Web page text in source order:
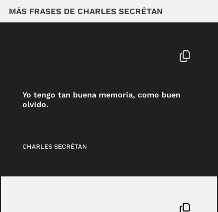
MÁS FRASES DE CHARLES SECRÉTAN
Yo tengo tan buena memoria, como buen
olvido.
CHARLES SECRÉTAN